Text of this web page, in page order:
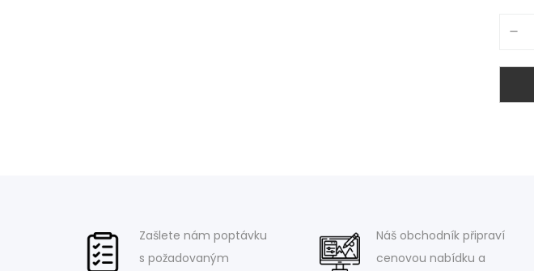
Zašlete nám poptávku
s požadovaným
Náš obchodník připraví
cenovou nabídku a